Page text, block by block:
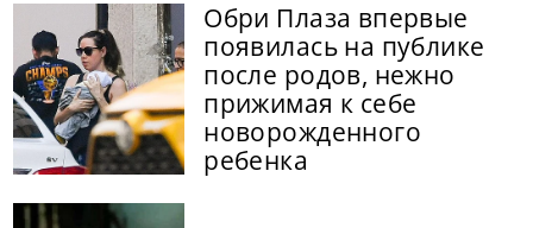
Обри Плаза впервые
появилась на публике
после родов, нежно
прижимая к себе
новорожденного
ребенка